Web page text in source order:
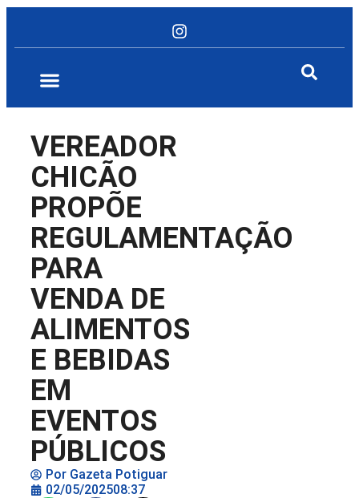
VEREADOR
CHICÃO
PROPÕE
REGULAMENTAÇÃO
PARA
VENDA DE
ALIMENTOS
E BEBIDAS
EM
EVENTOS
PÚBLICOS
Por Gazeta Potiguar
02/05/202508:37